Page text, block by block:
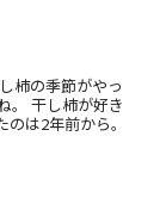
柿の季節がやっ
。 干し柿が好き
は2年前から。